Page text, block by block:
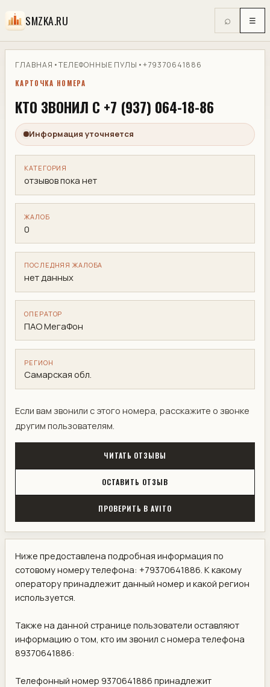
SMZKA.RU ⌕ ☰
ГЛАВНАЯ •ТЕЛЕФОННЫЕ ПУЛЫ •+79370641886
КАРТОЧКА НОМЕРА
КТО ЗВОНИЛ С +7 (937) 064-18-86
Информация уточняется
КАТЕГОРИЯ
отзывов пока нет
ЖАЛОБ
0
ПОСЛЕДНЯЯ ЖАЛОБА
нет данных
ОПЕРАТОР
ПАО МегаФон
РЕГИОН
Самарская обл.
Если вам звонили с этого номера, расскажите о звонке
другим пользователям.
ЧИТАТЬ ОТЗЫВЫ
ОСТАВИТЬ ОТЗЫВ
ПРОВЕРИТЬ В AVITO
Ниже предоставлена подробная информация по
сотовому номеру телефона: +79370641886. К какому
оператору принадлежит данный номер и какой регион
используется.
Также на данной странице пользователи оставляют
информацию о том, кто им звонил с номера телефона
89370641886:
Телефонный номер 9370641886 принадлежит